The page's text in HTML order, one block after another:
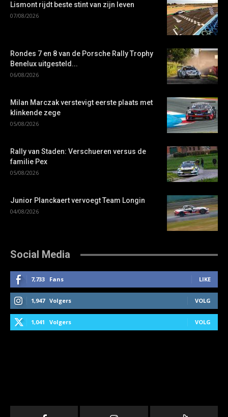
Lismont rijdt beste stint van zijn leven
07/08/2026
Rondes 7 en 8 van de Porsche Rally Trophy
Benelux uitgesteld...
06/08/2026
Milan Marczak verstevigt eerste plaats met
klinkende zege
05/08/2026
Rally van Staden: Verschueren versus de
familie Pex
05/08/2026
Junior Planckaert vervoegt Team Longin
04/08/2026
Social Media
7,733 Fans LIKE
1,947 Volgers VOLG
1,041 Volgers VOLG